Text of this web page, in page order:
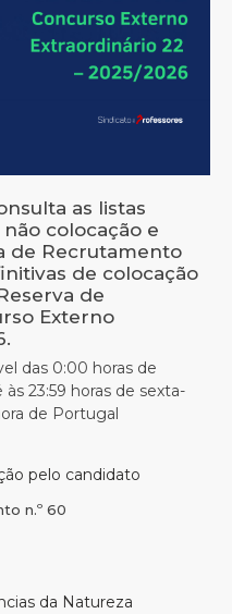
as listas
colocação e
de Recrutamento
de colocação
de
Externo
das 0:00 horas de
23:59 horas de sexta-
de Portugal
pelo candidato
n.º 60
da Natureza